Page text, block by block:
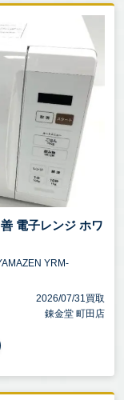
電子レンジ ホワ
YRM-
2026/07/31買取
錬金堂 町田店